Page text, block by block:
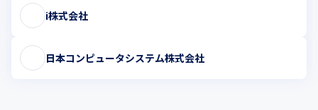
i株式会社
日本コンピュータシステム株式会社